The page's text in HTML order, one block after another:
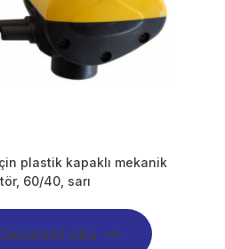
plastik kapaklı mekanik
60/40, sarı
oku